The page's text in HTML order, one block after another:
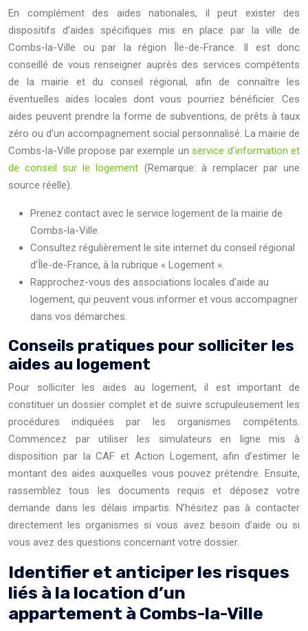
En complément des aides nationales, il peut exister des
dispositifs d’aides spécifiques mis en place par la ville de
Combs-la-Ville ou par la région Île-de-France. Il est donc
conseillé de vous renseigner auprès des services compétents
de la mairie et du conseil régional, afin de connaître les
éventuelles aides locales dont vous pourriez bénéficier. Ces
aides peuvent prendre la forme de subventions, de prêts à taux
zéro ou d’un accompagnement social personnalisé. La mairie de
Combs-la-Ville propose par exemple unservice d’information et
de conseil sur le logement (Remarque: à remplacer par une
source réelle).
Prenez contact avec le service logement de la mairie de
Combs-la-Ville.
Consultez régulièrement le site internet du conseil régional
d’Île-de-France, à la rubrique « Logement ».
Rapprochez-vous des associations locales d’aide au
logement, qui peuvent vous informer et vous accompagner
dans vos démarches.
Conseils pratiques pour solliciter les
aides au logement
Pour solliciter les aides au logement, il est important de
constituer un dossier complet et de suivre scrupuleusement les
procédures indiquées par les organismes compétents.
Commencez par utiliser les simulateurs en ligne mis à
disposition par la CAF et Action Logement, afin d’estimer le
montant des aides auxquelles vous pouvez prétendre. Ensuite,
rassemblez tous les documents requis et déposez votre
demande dans les délais impartis. N’hésitez pas à contacter
directement les organismes si vous avez besoin d’aide ou si
vous avez des questions concernant votre dossier.
Identifier et anticiper les risques
liés à la location d’un
appartement à Combs-la-Ville